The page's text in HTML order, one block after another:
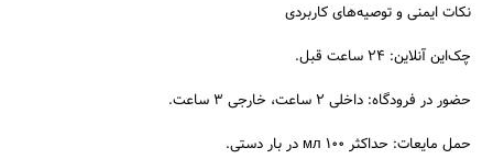
نکات ایمنی و توصیه‌های کاربردی
چک‌این آنلاین: ۲۴ ساعت قبل.
حضور در فرودگاه: داخلی ۲ ساعت، خارجی ۳ ساعت.
حمل مایعات: حداکثر ۱۰۰ мл در بار دستی.